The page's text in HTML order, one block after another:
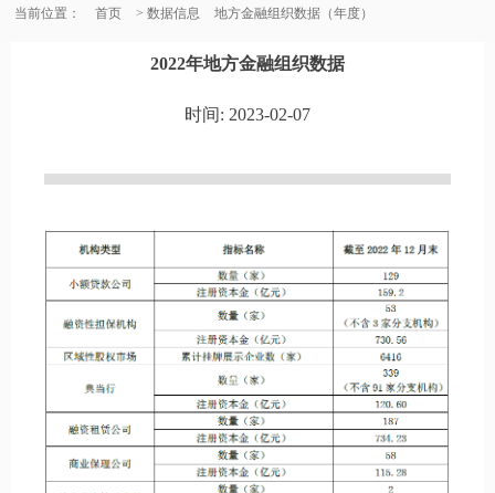
当前位置： 首页 > 数据信息 地方金融组织数据（年度）
2022年地方金融组织数据
时间: 2023-02-07